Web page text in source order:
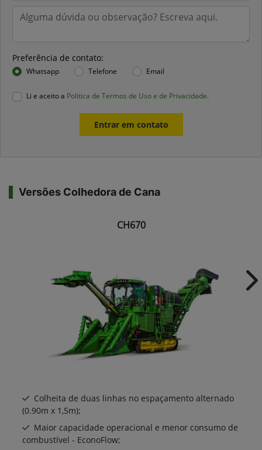
Preferência de contato:
Whatsapp Telefone Email
Li e aceito a Política de Termos de Uso e de Privacidade.
Entrar em contato
Versões Colhedora de Cana
CH670
Colheita de duas linhas no espaçamento alternado
(0.90m x 1,5m);
Maior capacidade operacional e menor consumo de
combustível - EconoFlow;